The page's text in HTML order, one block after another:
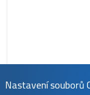
Nastavení souborů